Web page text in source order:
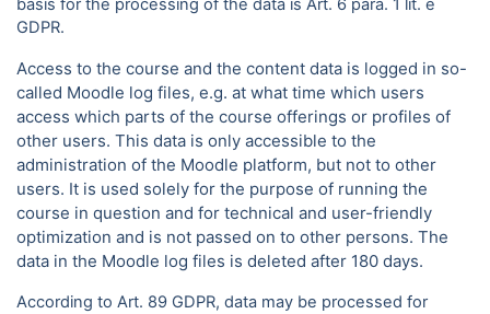
basis for the processing of the data is Art. 6 para. 1 lit. e
GDPR.
Access to the course and the content data is logged in so-
called Moodle log files, e.g. at what time which users
access which parts of the course offerings or profiles of
other users. This data is only accessible to the
administration of the Moodle platform, but not to other
users. It is used solely for the purpose of running the
course in question and for technical and user-friendly
optimization and is not passed on to other persons. The
data in the Moodle log files is deleted after 180 days.
According to Art. 89 GDPR, data may be processed for